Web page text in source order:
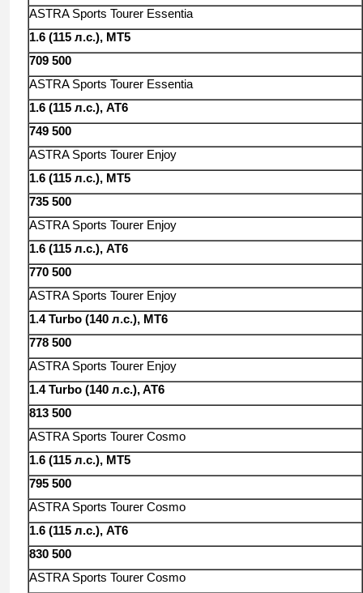
ASTRA Sports Tourer Essentia
1.6 (115 л.с.), MT5
709 500
ASTRA Sports Tourer Essentia
1.6 (115 л.с.), AT6
749 500
ASTRA Sports Tourer Enjoy
1.6 (115 л.с.), MT5
735 500
ASTRA Sports Tourer Enjoy
1.6 (115 л.с.), AT6
770 500
ASTRA Sports Tourer Enjoy
1.4 Turbo (140 л.с.), MT6
778 500
ASTRA Sports Tourer Enjoy
1.4 Turbo (140 л.с.), AT6
813 500
ASTRA Sports Tourer Cosmo
1.6 (115 л.с.), MT5
795 500
ASTRA Sports Tourer Cosmo
1.6 (115 л.с.), AT6
830 500
ASTRA Sports Tourer Cosmo